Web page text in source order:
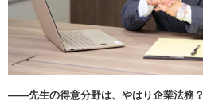
――先生の得意分野は、やはり企業法務？